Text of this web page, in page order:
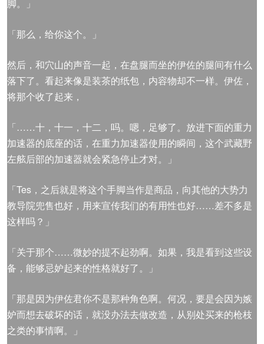
脚。」
「那么，给你这个。」
然后，和穴山的声音一起，在盘腿而坐的伊佐的腿间有什么
落下了。看起来像是装茶的纸包，内容物却不一样。伊佐，
将那个收了起来，
「……十，十一，十二，吗。嗯，足够了。放进下面的重力
加速器的底座的话，在重力加速器使用的瞬间，这个武藏野
左舷后部的加速器就会紧急停止才对。」
「Tes，之后就是将这个手脚当作是商品，向其他的大势力
教导院兜售也好，用来宣传我们的有用性也好……差不多是
这样吗？」
「关于那个……微妙的提不起劲啊。如果，我是看到这些设
备，能够忌妒起来的性格就好了。」
「那是因为伊佐君你不是那种角色啊。何况，要是会因为嫉
妒而想去破坏的话，就没办法去做改造，从别处买来的枪枝
之类的事情啊。」